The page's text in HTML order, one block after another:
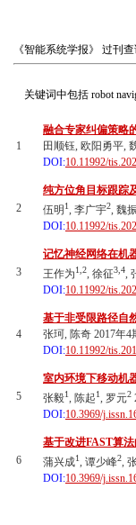
《智能系统学报》 过刊
关键词中包括 robot
1
融合专家纠偏策略
田顺钰, 欧阳勇平,
DOI:10.11992/
2
纯方位角目标跟踪
伍明 1, 李广宇2, 魏
DOI:10.11992/
3
记忆神经网络在机
王作为1,2, 徐征3,4,
DOI:10.11992/
4
基于非受限路径自
张珂, 陈奇 2017年4
DOI:10.11992/
5
室内环境下移动机
张毅1, 陈起1, 罗元2
DOI:10.3969/
6
基于改进FAST算
蒲兴成1, 谭少峰2,
DOI:10.3969/